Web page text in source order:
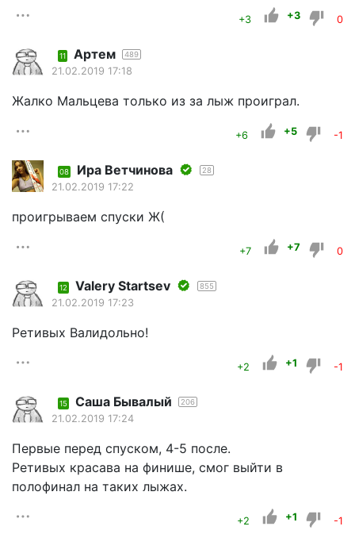
+3 +3 0
11 Артем 489
21.02.2019 17:18
Жалко Мальцева только из за лыж проиграл.
+6 +5 -1
08 Ира Ветчинова 28
21.02.2019 17:22
проигрываем спуски Ж(
+7 +7 0
12 Valery Startsev 855
21.02.2019 17:23
Ретивых Валидольно!
+2 +1 -1
15 Саша Бывалый 206
21.02.2019 17:24
Первые перед спуском, 4-5 после.
Ретивых красава на финише, смог выйти в
полофинал на таких лыжах.
+2 +1 -1